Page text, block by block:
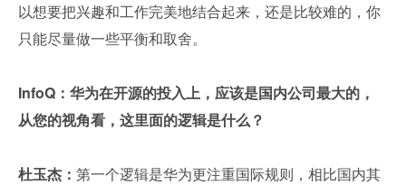
以想要把兴趣和工作完美地结合起来，还是比较难的，你
只能尽量做一些平衡和取舍。
InfoQ：华为在开源的投入上，应该是国内公司最大的，
从您的视角看，这里面的逻辑是什么？
杜玉杰： 第一个逻辑是华为更注重国际规则，相比国内其